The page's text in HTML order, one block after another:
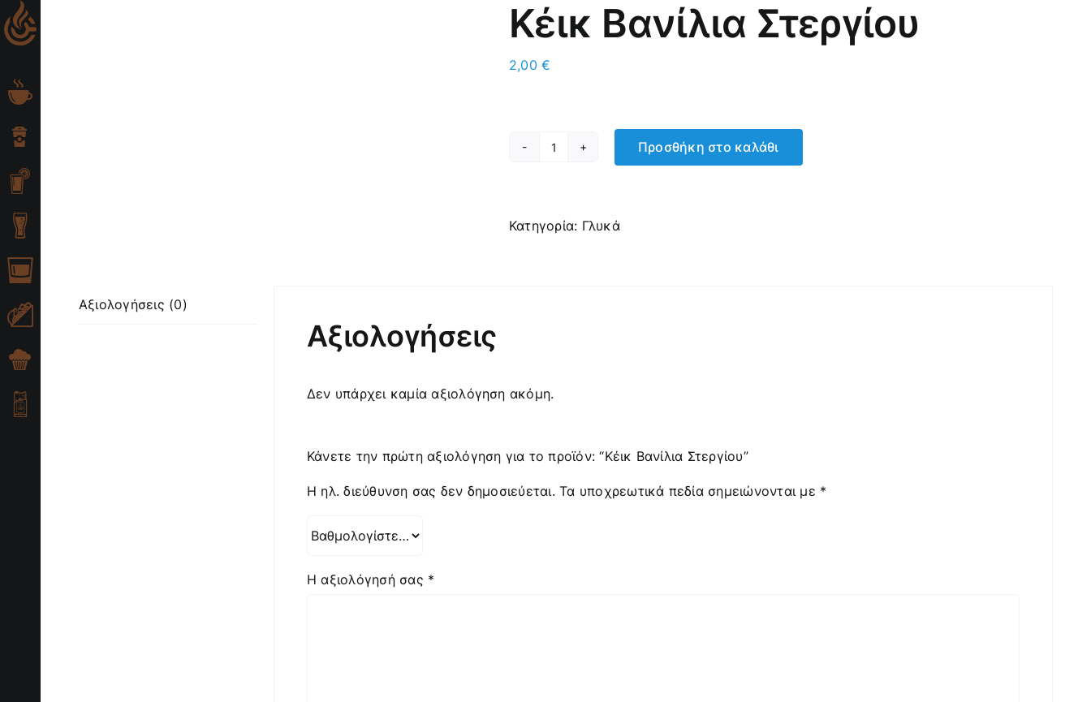
Skip
to
Κέικ Βανίλια Στεργίου
2,00€
Κέικ
ποσότητα
Προσθήκη στο καλάθι
Κατηγορία: Γλυκά
Αξιολογήσεις (0)
Αξιολογήσεις
Δεν υπάρχει καμία αξιολόγηση ακόμη.
Κάνετε την πρώτη αξιολόγηση για το προϊόν: “Κέικ Βανίλια Στεργίου”
Η ηλ. διεύθυνση σας δεν δημοσιεύεται. Τα υποχρεωτικά πεδία σημειώνονται με *
Η αξιολόγησή σας *